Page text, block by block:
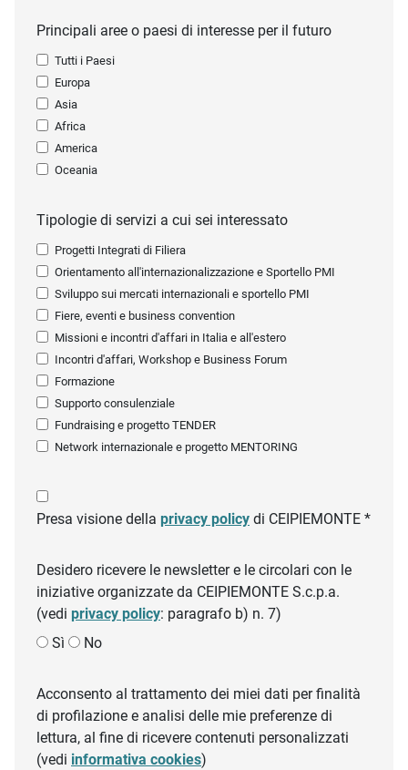
Principali aree o paesi di interesse per il futuro
Tutti i Paesi
Europa
Asia
Africa
America
Oceania
Tipologie di servizi a cui sei interessato
Progetti Integrati di Filiera
Orientamento all'internazionalizzazione e Sportello PMI
Sviluppo sui mercati internazionali e sportello PMI
Fiere, eventi e business convention
Missioni e incontri d'affari in Italia e all'estero
Incontri d'affari, Workshop e Business Forum
Formazione
Supporto consulenziale
Fundraising e progetto TENDER
Network internazionale e progetto MENTORING
Presa visione della privacy policy di CEIPIEMONTE *
Desidero ricevere le newsletter e le circolari con le
iniziative organizzate da CEIPIEMONTE S.c.p.a.
(vedi privacy policy: paragrafo b) n. 7)
Sì
No
Acconsento al trattamento dei miei dati per finalità
di profilazione e analisi delle mie preferenze di
lettura, al fine di ricevere contenuti personalizzati
(vedi informativa cookies)